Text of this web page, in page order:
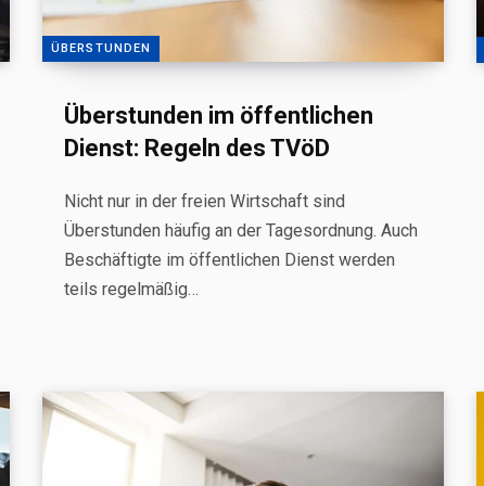
ÜBERSTUNDEN
Überstunden im öffentlichen
Dienst: Regeln des TVöD
Nicht nur in der freien Wirtschaft sind
Überstunden häufig an der Tagesordnung. Auch
Beschäftigte im öffentlichen Dienst werden
teils regelmäßig…